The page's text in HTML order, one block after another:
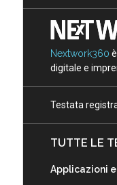
Nextwork360
digitale e
Testata
TUTTE LE
Applicazioni